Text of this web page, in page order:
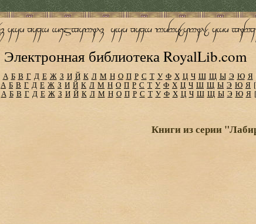
Электронная библиотека RoyalLib.com
А Б В Г Д Е Ж З И Й К Л М Н О П Р С Т У Ф Х Ц Ч Ш Щ Ы Э Ю Я
А Б В Г Д Е Ж З И Й К Л М Н О П Р С Т У Ф Х Ц Ч Ш Щ Ы Э Ю Я
А Б В Г Д Е Ж З И Й К Л М Н О П Р С Т У Ф Х Ц Ч Ш Щ Ы Э Ю Я
Книги из серии